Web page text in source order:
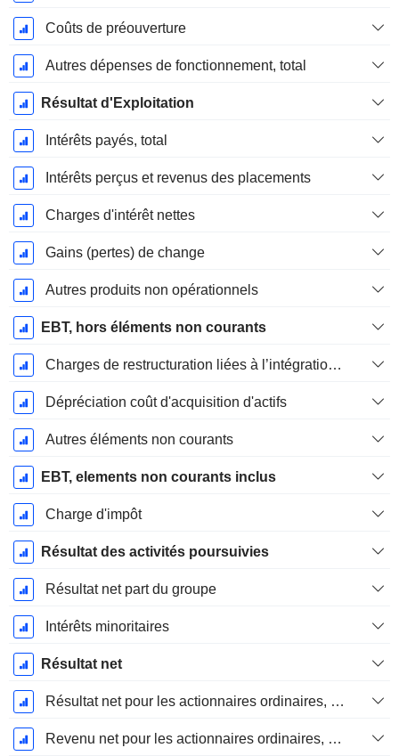
Coûts de préouverture
Autres dépenses de fonctionnement, total
Résultat d'Exploitation
Intérêts payés, total
Intérêts perçus et revenus des placements
Charges d'intérêt nettes
Gains (pertes) de change
Autres produits non opérationnels
EBT, hors éléments non courants
Charges de restructuration liées à l’intégration d’une nouvelle activité (Fusions, Acquisitions)
Dépréciation coût d'acquisition d'actifs
Autres éléments non courants
EBT, elements non courants inclus
Charge d'impôt
Résultat des activités poursuivies
Résultat net part du groupe
Intérêts minoritaires
Résultat net
Résultat net pour les actionnaires ordinaires, éléments exceptionnels inclus.
Revenu net pour les actionnaires ordinaires, hors éléments exceptionnelsRésultat net pour les actionnaires ordinaires, éléments exceptionnels exclus.